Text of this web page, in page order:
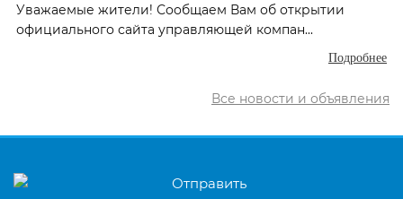
Уважаемые жители! Сообщаем Вам об открытии
официального сайта управляющей компан...
Подробнее
Все новости и объявления